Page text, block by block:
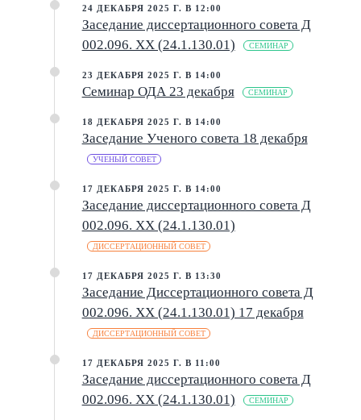
24 ДЕКАБРЯ 2025 Г. В 12:00
Заседание диссертационного совета Д
002.096. XX (24.1.130.01)
СЕМИНАР
23 ДЕКАБРЯ 2025 Г. В 14:00
Семинар ОДА 23 декабря СЕМИНАР
18 ДЕКАБРЯ 2025 Г. В 14:00
Заседание Ученого совета 18 декабря
УЧЕНЫЙ СОВЕТ
17 ДЕКАБРЯ 2025 Г. В 14:00
Заседание диссертационного совета Д
002.096. XX (24.1.130.01)
ДИССЕРТАЦИОННЫЙ СОВЕТ
17 ДЕКАБРЯ 2025 Г. В 13:30
Заседание Диссертационного совета Д
002.096. XX (24.1.130.01) 17 декабря
ДИССЕРТАЦИОННЫЙ СОВЕТ
17 ДЕКАБРЯ 2025 Г. В 11:00
Заседание диссертационного совета Д
002.096. XX (24.1.130.01)
СЕМИНАР